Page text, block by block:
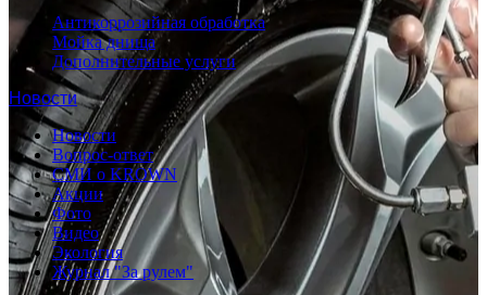
Антикоррозийная обработка
Мойка днища
Дополнительные услуги
Новости
Новости
Вопрос-ответ
СМИ о KROWN
Акции
Фото
Видео
Экология
Журнал "За рулем"